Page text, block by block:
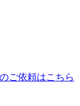
ご依頼はこちら